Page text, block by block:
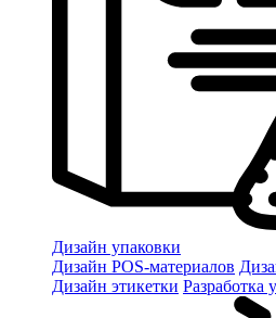
Дизайн упаковки
Дизайн POS-материалов
Дизайн этикетки Разработка